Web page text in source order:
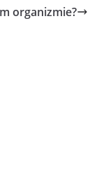
organizmie?